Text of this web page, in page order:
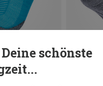
schönste